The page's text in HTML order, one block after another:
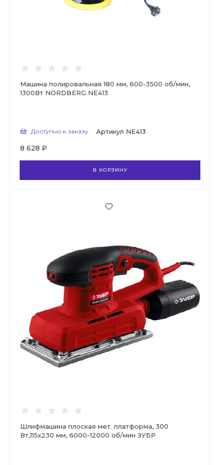
Машина полировальная 180 мм, 600-3500 об/мин,
1300Вт NORDBERG NE413
Доступно к заказу Артикул NE413
8 628 ₽
В КОРЗИНУ
Шлифмашина плоская мет. платформа, 300
Вт,115х230 мм, 6000-12000 об/мин ЗУБР